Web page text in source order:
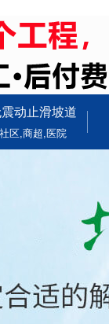
动止滑坡道
社区,商超,医院